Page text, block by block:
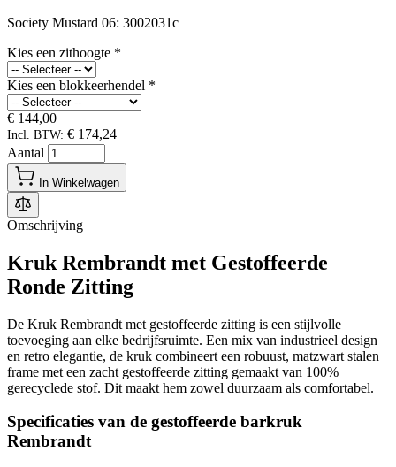
Society Mustard 06: 3002031c
Kies een zithoogte *
Kies een blokkeerhendel *
€ 144,00
Incl. BTW: € 174,24
Aantal
In Winkelwagen
Omschrijving
Kruk Rembrandt met Gestoffeerde
Ronde Zitting
De Kruk Rembrandt met gestoffeerde zitting is een stijlvolle
toevoeging aan elke bedrijfsruimte. Een mix van industrieel design
en retro elegantie, de kruk combineert een robuust, matzwart stalen
frame met een zacht gestoffeerde zitting gemaakt van 100%
gerecyclede stof. Dit maakt hem zowel duurzaam als comfortabel.
Specificaties van de gestoffeerde barkruk
Rembrandt